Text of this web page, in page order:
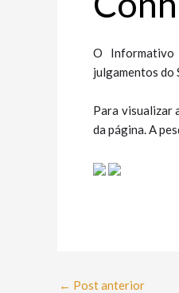
O Informativo
julgamentos do
Para visualizar
da página. A
← Post anterior